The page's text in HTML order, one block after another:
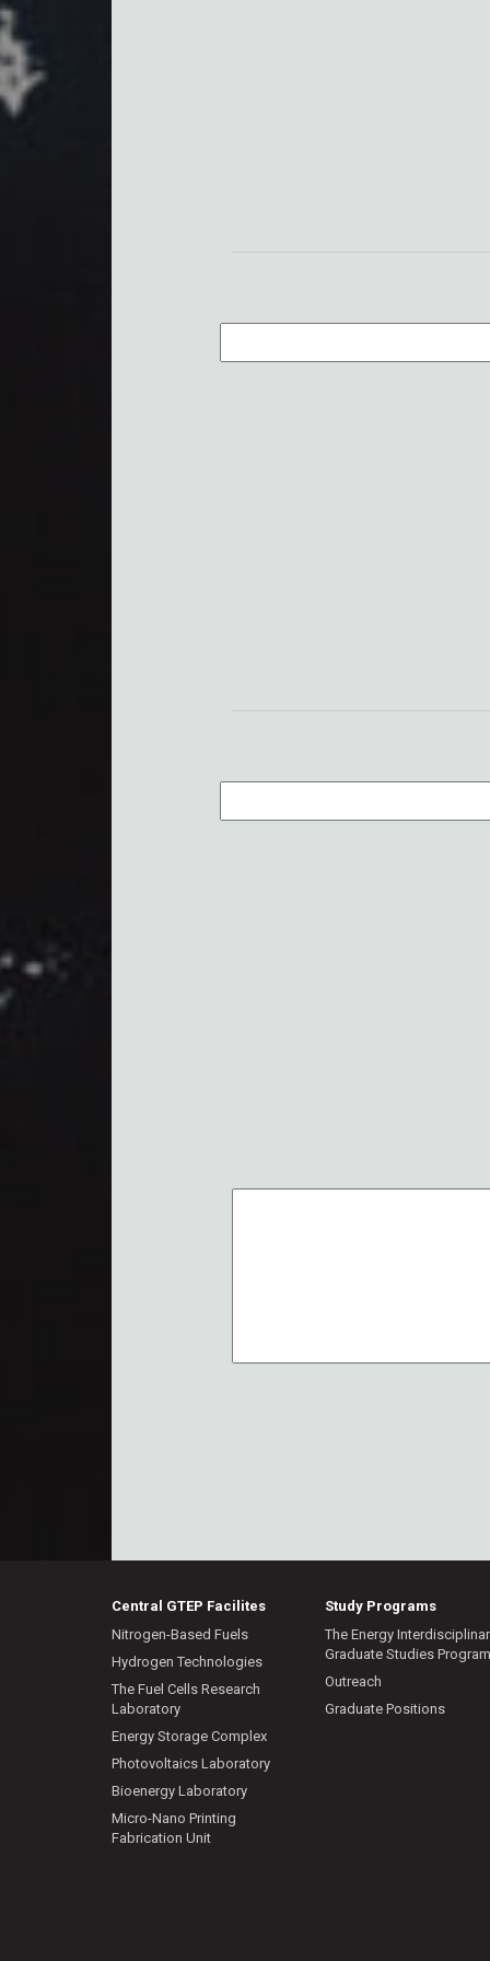
Study Programs
The Energy
Graduate Studies Program
Outreach
Graduate Positions
Central GTEP Facilites
Nitrogen-Based Fuels
Hydrogen Technologies
The Fuel Cells Research
Laboratory
Energy Storage Complex
Photovoltaics Laboratory
Bioenergy Laboratory
Micro-Nano Printing
Fabrication Unit